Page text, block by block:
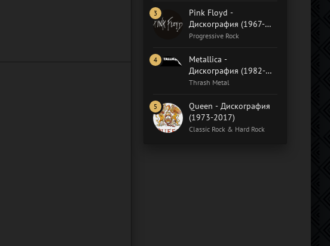
Pink Floyd -
Дискография (1967-
2019)
Progressive Rock
Metallica -
Дискография (1982-
2020)
Thrash Metal
Queen - Дискография
(1973-2017)
Classic Rock & Hard Rock